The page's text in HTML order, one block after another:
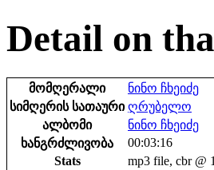
Detail on
მომღერალი
ნინო ჩხეიძე
სიმღერის სათაური ღრუბელო
ალბომი
ნინო ჩხეიძე
ხანგრძლივობა
00:03:16
Stats
mp3 file, cbr @